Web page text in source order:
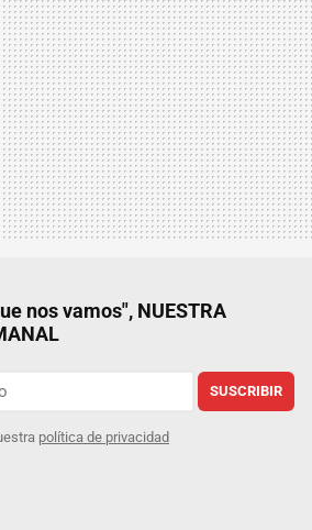
nos vamos", NUESTRA
SUSCRIBIR
política de privacidad